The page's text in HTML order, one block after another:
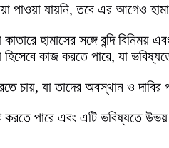
পাওয়া যায়নি, তবে এর আগেও
হামাসের সঙ্গে বন্দি
কাজ করতে পারে, যা
যা তাদের অবস্থান ও দাবির
করতে পারে এবং এটি